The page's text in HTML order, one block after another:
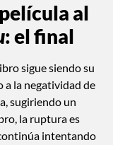
al
:el final
sigue siendo su
a la negatividad de
sugiriendo un
la ruptura es
intentando